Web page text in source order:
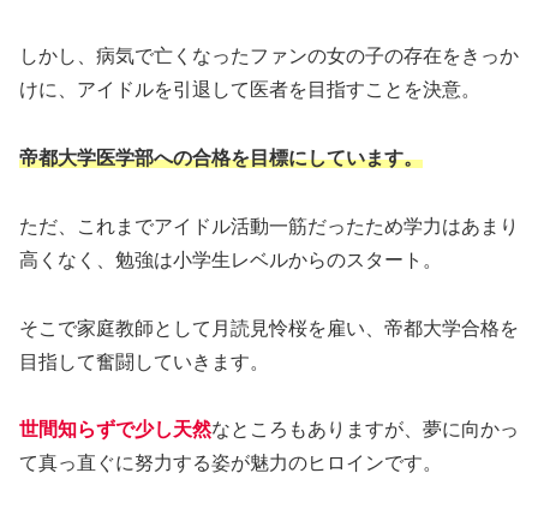
しかし、病気で亡くなったファンの女の子の存在をきっか
けに、アイドルを引退して医者を目指すことを決意。
帝都大学医学部への合格を目標にしています。
ただ、これまでアイドル活動一筋だったため学力はあまり
高くなく、勉強は小学生レベルからのスタート。
そこで家庭教師として月読見怜桜を雇い、帝都大学合格を
目指して奮闘していきます。
世間知らずで少し天然なところもありますが、夢に向かっ
て真っ直ぐに努力する姿が魅力のヒロインです。